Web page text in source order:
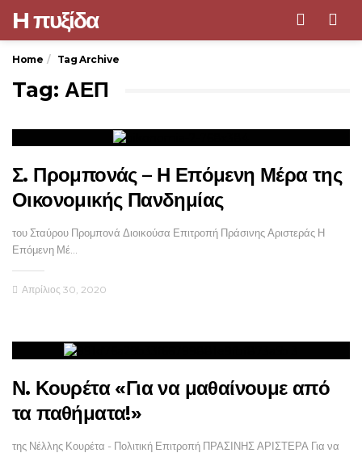
H πυξίδα
Home Tag Archive
Tag: ΑΕΠ
Σ. Προμπονάς – Η Επόμενη Μέρα της
Οικονομικής Πανδημίας
του Σταύρου Προμπονά Διοικούσα Επιτροπή Πράσινης Αριστεράς Η
Επόμενη Μέ…
Απρίλιος 30, 2020
Ν. Κουρέτα «Για να μαθαίνουμε από
τα παθήματα!»
της Νέλλης Κουρέτα - Πολιτική Επιτροπή ΠΡΑΣΙΝΗΣ ΑΡΙΣΤΕΡΑ Για να